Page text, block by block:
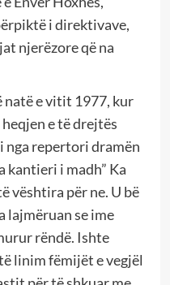
i direktivave,
njerëzore që na
natë e vitit 1977, kur
e të drejtës
nga repertori dramën
kantieri i madh” Ka
vështira për ne. U bë
lajmëruan se ime
rëndë. Ishte
linim fëmijët e vegjël